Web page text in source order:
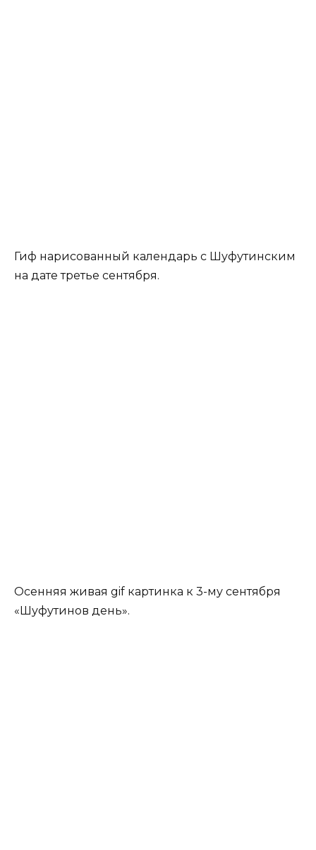
Гиф нарисованный календарь с Шуфутинским
на дате третье сентября.
Осенняя живая gif картинка к 3-му сентября
«Шуфутинов день».